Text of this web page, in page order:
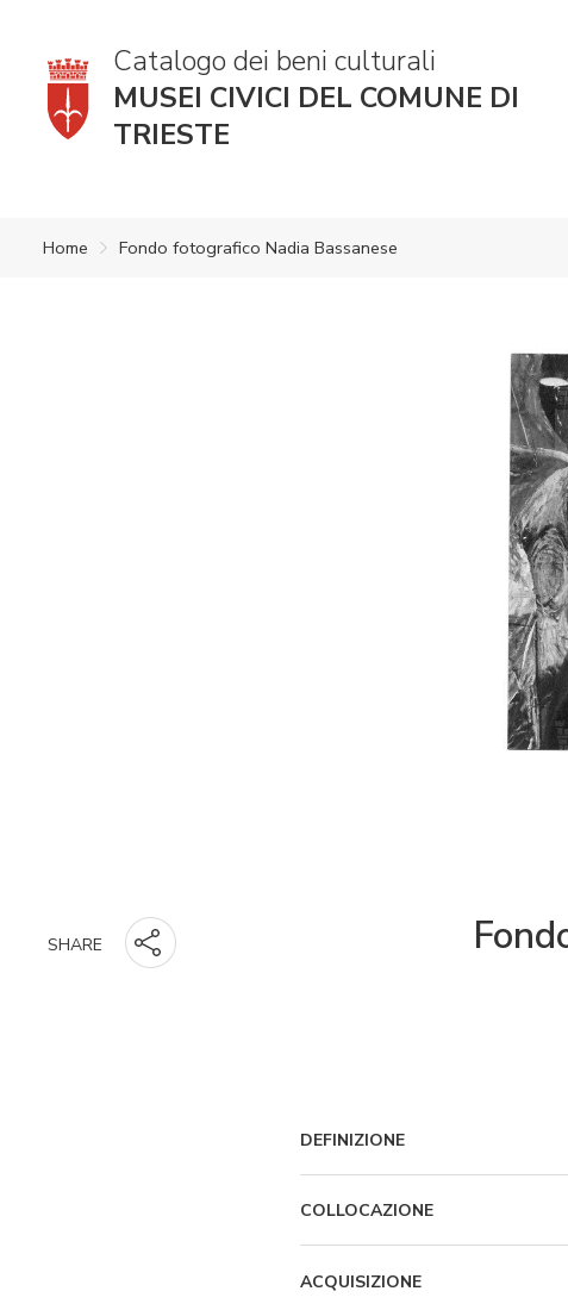
Catalogo dei beni culturali
MUSEI CIVICI DEL COMUNE DI
TRIESTE
Home Fondo fotografico Nadia Bassanese
SHARE
DEFINIZIONE
COLLOCAZIONE
ACQUISIZIONE